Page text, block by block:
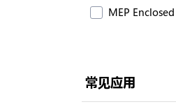
MEP Enclosed
常见应用